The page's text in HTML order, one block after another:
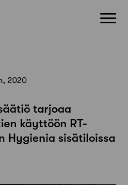
2020
tarjoaa
käyttöön RT-
Hygienia sisätiloissa